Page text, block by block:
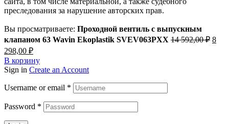
преследования за нарушение авторских прав.
Вы просматриваете: Проходной вентиль с выпускным
клапаном 63 Wavin Ekoplastik SVEV063PXX 14 592,00₽ 8
298,00 ₽Текущая
цена:
8
В корзину
Sign in Create an Account
Username or email *
Password *